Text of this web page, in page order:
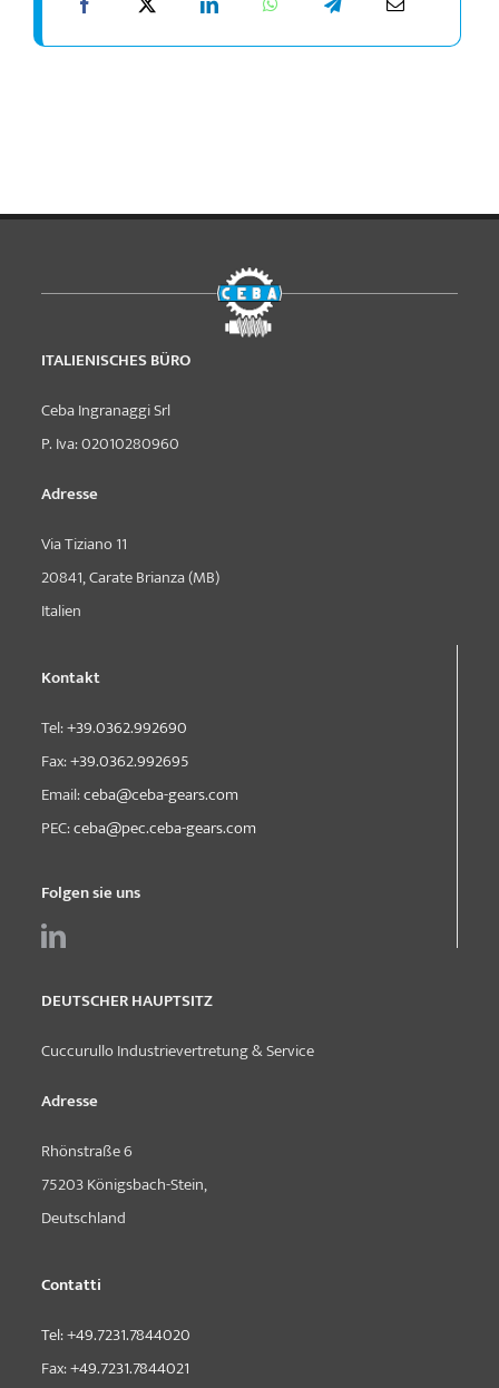
ITALIENISCHES BÜRO
Ceba Ingranaggi Srl
P. Iva: 02010280960
Adresse
Via Tiziano 11
20841, Carate Brianza (MB)
Italien
Kontakt
Tel:+39.0362.992690
Fax:+39.0362.992695
Email:ceba@ceba-gears.com
PEC:ceba@pec.ceba-gears.com
Folgen sie uns
DEUTSCHER HAUPTSITZ
Cuccurullo Industrievertretung & Service
Adresse
Rhönstraße 6
75203 Königsbach-Stein,
Deutschland
Contatti
Tel:+49.7231.7844020
Fax:+49.7231.7844021